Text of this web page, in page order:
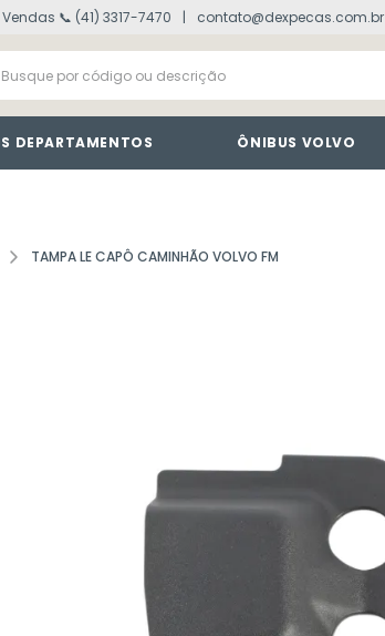
📞 (41) 3317-7470 contato@dexpecas.com.br
por código ou descrição
DEPARTAMENTOS ÔNIBUS VOLVO
TAMPA LE CAPÔ CAMINHÃO VOLVO FM
1º volvo fh
3º vm
4º farol
5º defletor
7 interruptor